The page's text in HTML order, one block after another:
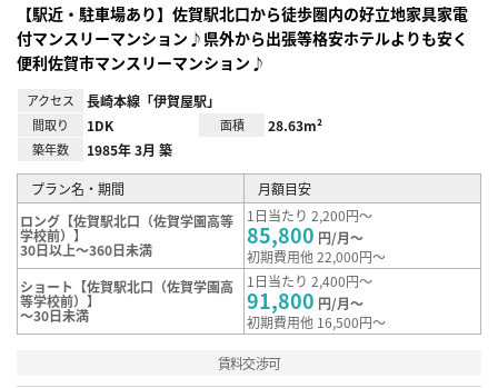
【駅近・駐車場あり】佐賀駅北口から徒歩圏内の好立地家具家電
付マンスリーマンション♪県外から出張等格安ホテルよりも安く
便利佐賀市マンスリーマンション♪
アクセス 長崎本線「伊賀屋駅」
間取り 1DK 面積 28.63m²
築年数 1985年 3月 築
プラン名・期間
月額目安
ロング【佐賀駅北口（佐賀学園高等
学校前）】
30日以上～360日未満
1日当たり 2,200円～
85,800 円/月～
初期費用他 22,000円～
ショート【佐賀駅北口（佐賀学園高
等学校前）】
～30日未満
1日当たり 2,400円～
91,800 円/月～
初期費用他 16,500円～
賃料交渉可